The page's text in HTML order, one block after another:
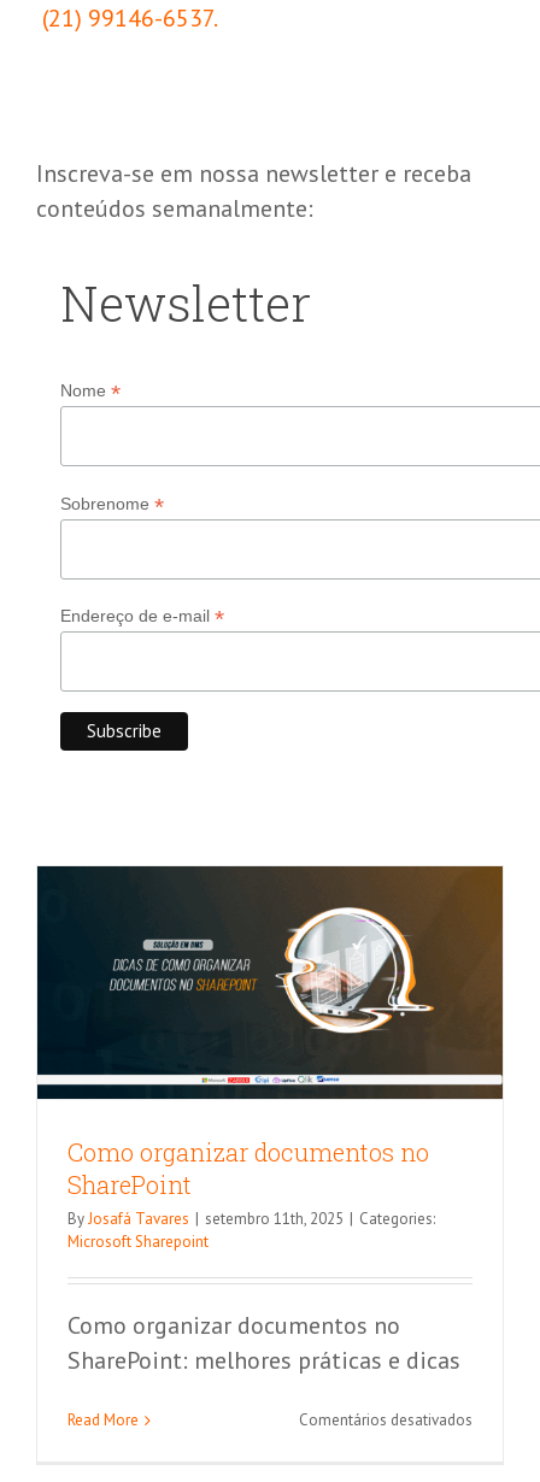
(21) 99146-6537.
Inscreva-se em nossa newsletter e receba
conteúdos semanalmente:
Newsletter
Nome *
Sobrenome *
Endereço de e-mail *
Como organizar documentos no
Como organizar documentos no
SharePoint
ByJosafá Tavares | setembro 11th, 2025 | Categories:
Microsoft Sharepoint
Como organizar documentos no
SharePoint: melhores práticas e dicas
Read More Comentários desativados
Conheça recursos do SharePoint para
intranets corporativas